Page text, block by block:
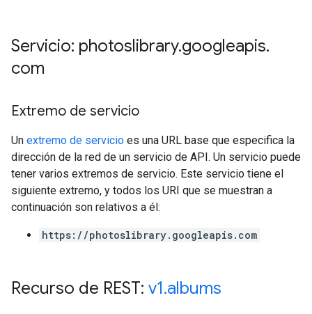
Servicio: photoslibrary.googleapis.
com
Extremo de servicio
Un extremo de servicio es una URL base que especifica la
dirección de la red de un servicio de API. Un servicio puede
tener varios extremos de servicio. Este servicio tiene el
siguiente extremo, y todos los URI que se muestran a
continuación son relativos a él:
https://photoslibrary.googleapis.com
Recurso de REST: v1.albums